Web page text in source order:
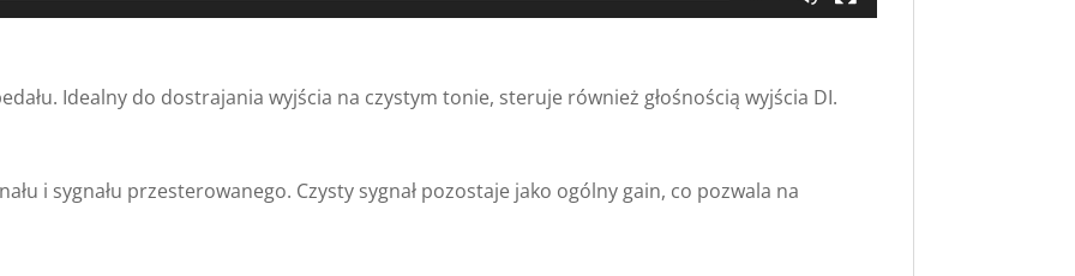
Idealny do dostrajania wyjścia na czystym tonie, steruje również głośnością wyjścia DI.
i sygnału przesterowanego. Czysty sygnał pozostaje jako ogólny gain, co pozwala na